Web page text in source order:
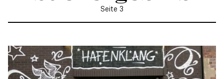
Seite 3